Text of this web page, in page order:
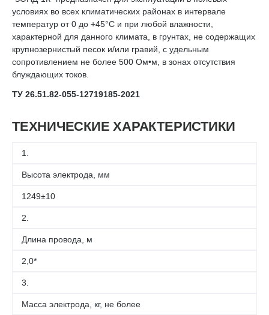
условиях во всех климатических районах в интервале
температур от 0 до +45°С и при любой влажности,
характерной для данного климата, в грунтах, не содержащих
крупнозернистый песок и/или гравий, с удельным
сопротивлением не более 500 Ом•м, в зонах отсутствия
блуждающих токов.
ТУ 26.51.82-055-12719185-2021
ТЕХНИЧЕСКИЕ ХАРАКТЕРИСТИКИ
1.
Высота электрода, мм
1249±10
2.
Длина провода, м
2,0*
3.
Масса электрода, кг, не более